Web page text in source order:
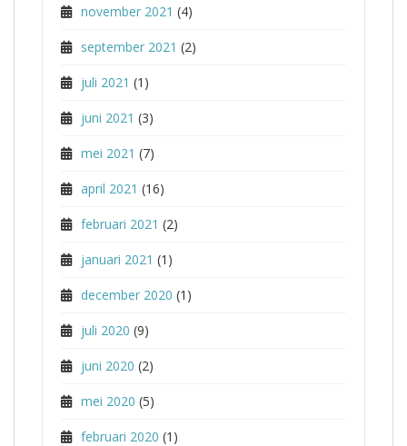
november 2021 (4)
september 2021 (2)
juli 2021 (1)
juni 2021 (3)
mei 2021 (7)
april 2021 (16)
februari 2021 (2)
januari 2021 (1)
december 2020 (1)
juli 2020 (9)
juni 2020 (2)
mei 2020 (5)
februari 2020 (1)